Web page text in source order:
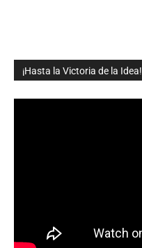
¡Hasta la Victoria de la Idea!